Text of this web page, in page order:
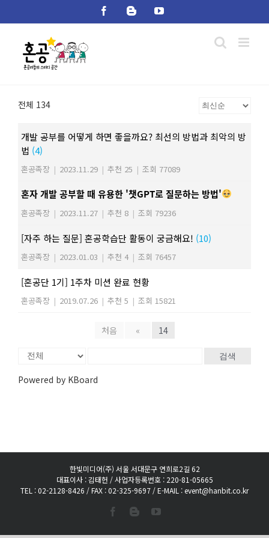
FacebookBloggerYouTube
전체 134
개발 공부를 어떻게 하면 좋을까요? 최선의 방법과 최악의 방
법 (4)
혼공족장 | 2023.11.29 | 추천 25 | 조회 77089
혼자 개발 공부할 때 유용한 '챗GPT로 질문하는 방법'
혼공족장 | 2023.11.27 | 추천 8 | 조회 79236
[자주 하는 질문] 혼공학습단 활동이 궁금해요! (10)
혼공족장 | 2023.01.03 | 추천 4 | 조회 76457
[혼공단 1기] 1주차 미션 완료 현황
혼공족장 | 2019.07.26 | 추천 5 | 조회 15821
처음 « 14
검색
Powered by KBoard
한빛미디어(주) 서울 서대문구 연희로2길 62
대표이사 : 김태헌 / 사업자등록번호 : 220-81-05665
TEL : 02-2128-8426 / FAX : 02-325-9697 / E-MAIL : event@hanbit.co.kr
Facebook
BloggerYouTube